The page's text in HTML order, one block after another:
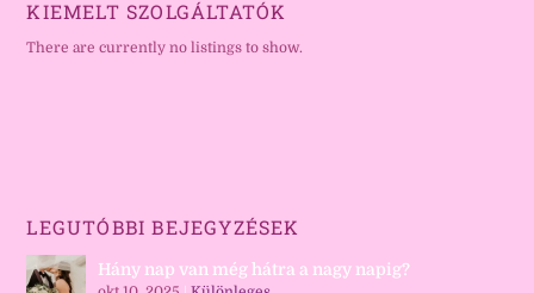
KIEMELT SZOLGÁLTATÓK
There are currently no listings to show.
LEGUTÓBBI BEJEGYZÉSEK
Hány nap van még hátra a nagy napig?